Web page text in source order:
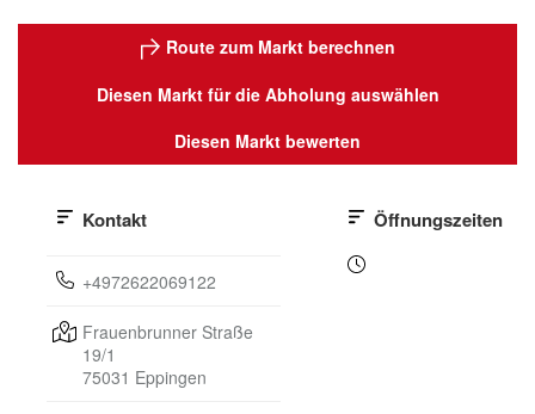
Route zum Markt berechnen
Diesen Markt für die Abholung auswählen
Diesen Markt bewerten
Öffnungszeiten
Kontakt
+4972622069122
Frauenbrunner Straße
19/1
75031 Eppingen